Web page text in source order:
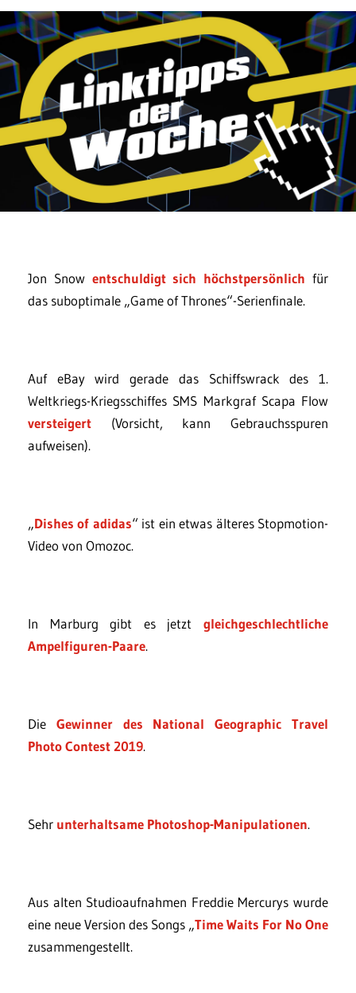
Jon Snow entschuldigt sich höchstpersönlich für
das suboptimale „Game of Thrones“-Serienfinale.
Auf eBay wird gerade das Schiffswrack des 1.
Weltkriegs-Kriegsschiffes SMS Markgraf Scapa Flow
versteigert (Vorsicht, kann Gebrauchsspuren
aufweisen).
„Dishes of adidas“ ist ein etwas älteres Stopmotion-
Video von Omozoc.
In Marburg gibt es jetzt gleichgeschlechtliche
Ampelfiguren-Paare.
Die Gewinner des National Geographic Travel
Photo Contest 2019.
Sehr unterhaltsame Photoshop-Manipulationen.
Aus alten Studioaufnahmen Freddie Mercurys wurde
eine neue Version des Songs „Time Waits For No One
zusammengestellt.